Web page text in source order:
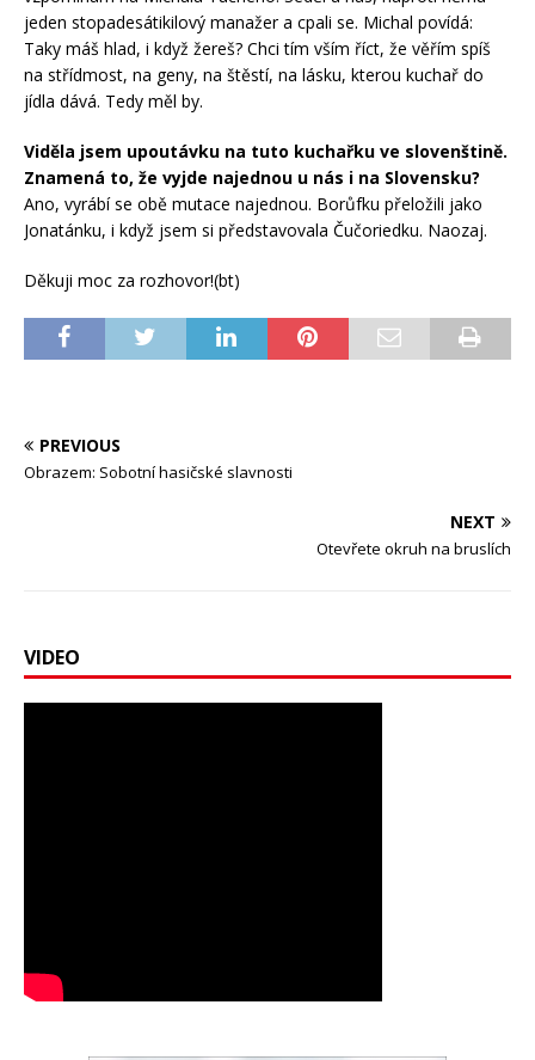
jeden stopadesátikilový manažer a cpali se. Michal povídá:
Taky máš hlad, i když žereš? Chci tím vším říct, že věřím spíš
na střídmost, na geny, na štěstí, na lásku, kterou kuchař do
jídla dává. Tedy měl by.
Viděla jsem upoutávku na tuto kuchařku ve slovenštině.
Znamená to, že vyjde najednou u nás i na Slovensku?
Ano, vyrábí se obě mutace najednou. Borůfku přeložili jako
Jonatánku, i když jsem si představovala Čučoriedku. Naozaj.
Děkuji moc za rozhovor!(bt)
PREVIOUS
Obrazem: Sobotní hasičské slavnosti
NEXT
Otevřete okruh na bruslích
VIDEO